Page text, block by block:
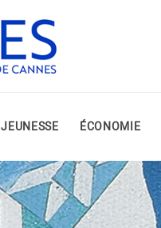
JEUNESSE ÉCONOMIE